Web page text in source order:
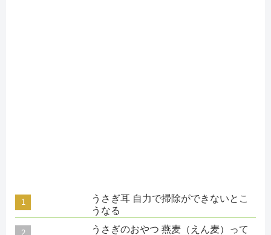
うさぎ耳 自力で掃除ができないとこ
うなる
うさぎのおやつ 燕麦（えん麦）って